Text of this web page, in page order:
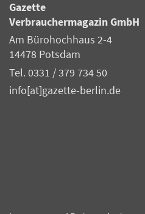
Gazette
Verbrauchermagazin GmbH
Am Bürohochhaus 2-4
14478 Potsdam
Tel. 0331 / 379 734 50
info[at]gazette-berlin.de